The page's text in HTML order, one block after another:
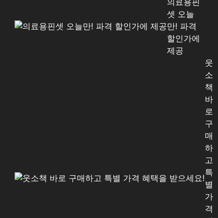
셋 오늘
만! 파격
할인가에
제공
웃
소
책
바
로
구
매
하
고
특
별
가
격